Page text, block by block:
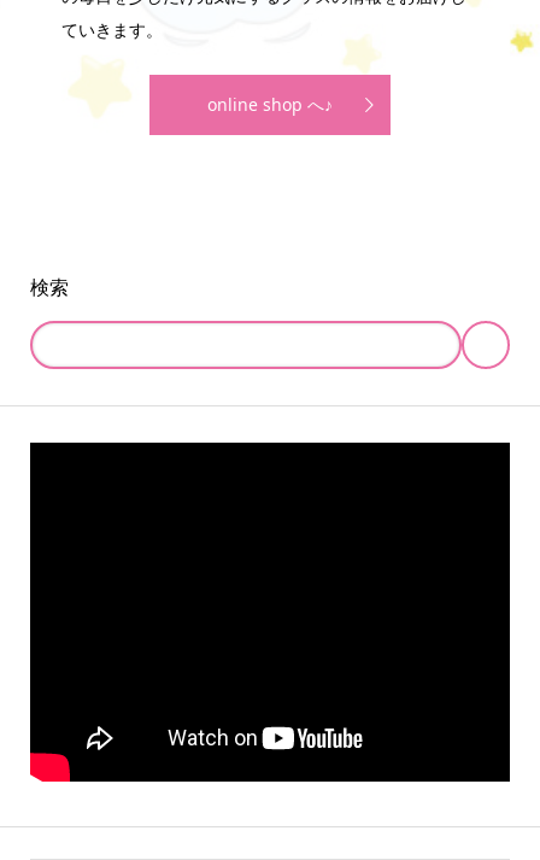
の毎日を少しだけ元気にするグッズの情報をお届けし
ていきます。
online shop へ♪
検索